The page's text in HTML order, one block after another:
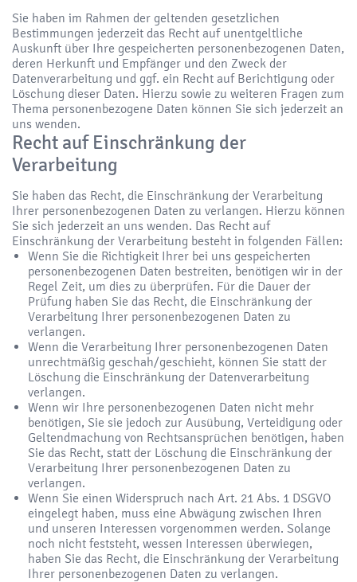
Sie haben im Rahmen der geltenden gesetzlichen
Bestimmungen jederzeit das Recht auf unentgeltliche
Auskunft über Ihre gespeicherten personenbezogenen Daten,
deren Herkunft und Empfänger und den Zweck der
Datenverarbeitung und ggf. ein Recht auf Berichtigung oder
Löschung dieser Daten. Hierzu sowie zu weiteren Fragen zum
Thema personenbezogene Daten können Sie sich jederzeit an
uns wenden.
Recht auf Einschränkung der
Verarbeitung
Sie haben das Recht, die Einschränkung der Verarbeitung
Ihrer personenbezogenen Daten zu verlangen. Hierzu können
Sie sich jederzeit an uns wenden. Das Recht auf
Einschränkung der Verarbeitung besteht in folgenden Fällen:
Wenn Sie die Richtigkeit Ihrer bei uns gespeicherten
personenbezogenen Daten bestreiten, benötigen wir in der
Regel Zeit, um dies zu überprüfen. Für die Dauer der
Prüfung haben Sie das Recht, die Einschränkung der
Verarbeitung Ihrer personenbezogenen Daten zu
verlangen.
Wenn die Verarbeitung Ihrer personenbezogenen Daten
unrechtmäßig geschah/geschieht, können Sie statt der
Löschung die Einschränkung der Datenverarbeitung
verlangen.
Wenn wir Ihre personenbezogenen Daten nicht mehr
benötigen, Sie sie jedoch zur Ausübung, Verteidigung oder
Geltendmachung von Rechtsansprüchen benötigen, haben
Sie das Recht, statt der Löschung die Einschränkung der
Verarbeitung Ihrer personenbezogenen Daten zu
verlangen.
Wenn Sie einen Widerspruch nach Art. 21 Abs. 1 DSGVO
eingelegt haben, muss eine Abwägung zwischen Ihren
und unseren Interessen vorgenommen werden. Solange
noch nicht feststeht, wessen Interessen überwiegen,
haben Sie das Recht, die Einschränkung der Verarbeitung
Ihrer personenbezogenen Daten zu verlangen.